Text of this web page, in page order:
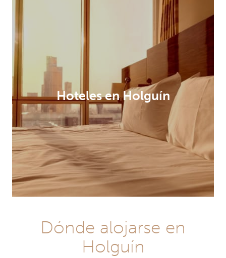
Hoteles en Holguín
Dónde alojarse en
Holguín